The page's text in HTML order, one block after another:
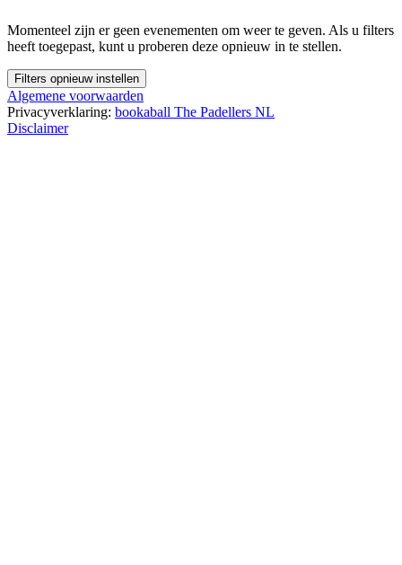
Momenteel zijn er geen evenementen om weer te geven. Als u filters
heeft toegepast, kunt u proberen deze opnieuw in te stellen.
Filters opnieuw instellen
Algemene voorwaarden
Privacyverklaring: bookaball The Padellers NL
Disclaimer